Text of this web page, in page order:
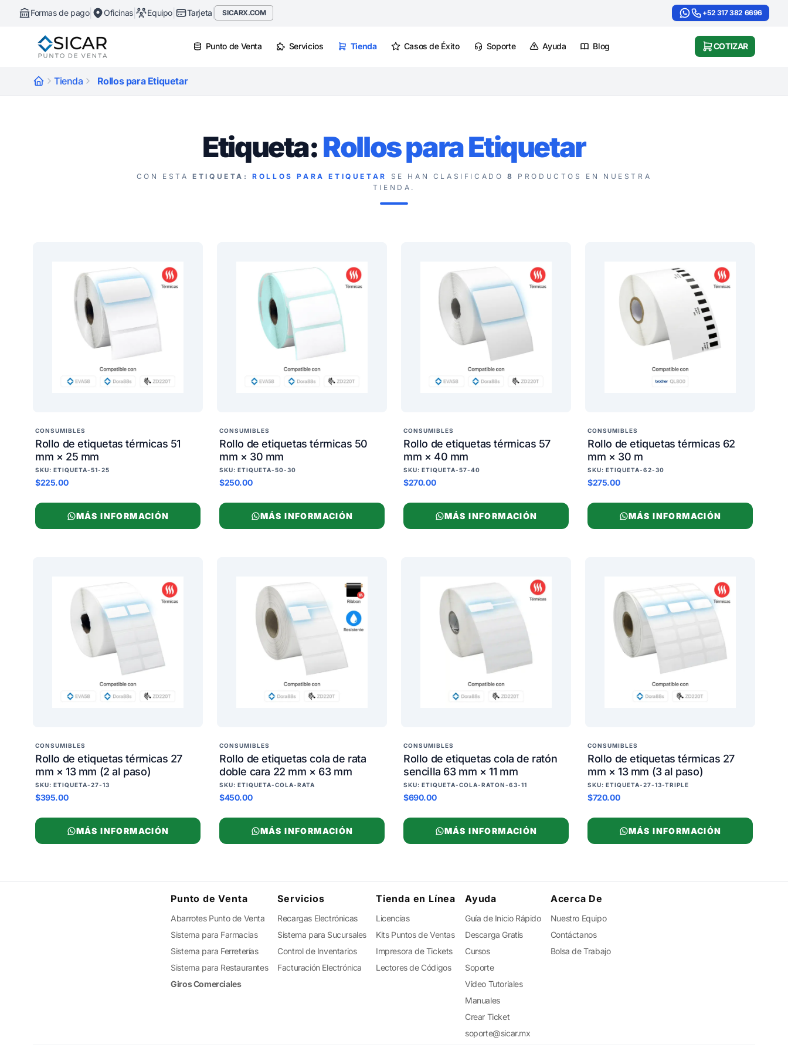
Formas de pago| Oficinas| Equipo Tarjeta SICARX.COM +52 317 382 6696
Punto de Venta Servicios Tienda Casos de Éxito Soporte Ayuda Blog COTIZAR
Tienda Rollos para Etiquetar
Etiqueta:Rollos para Etiquetar
CON ESTAETIQUETA: ROLLOS PARA ETIQUETAR SE HAN CLASIFICADO 8
PRODUCTOS EN NUESTRA
TIENDA.
CONSUMIBLES
Rollo de etiquetas térmicas 51
mm × 25 mm
SKU: ETIQUETA-51-25
$225.00
MÁS INFORMACIÓN
CONSUMIBLES
Rollo de etiquetas térmicas 50
mm × 30 mm
SKU: ETIQUETA-50-30
$250.00
MÁS INFORMACIÓN
CONSUMIBLES
Rollo de etiquetas térmicas 57
mm × 40 mm
SKU: ETIQUETA-57-40
$270.00
MÁS INFORMACIÓN
CONSUMIBLES
Rollo de etiquetas térmicas 62
mm × 30 m
SKU: ETIQUETA-62-30
$275.00
MÁS INFORMACIÓN
CONSUMIBLES
Rollo de etiquetas térmicas 27
mm × 13 mm (2 al paso)
SKU: ETIQUETA-27-13
$395.00
MÁS INFORMACIÓN
CONSUMIBLES
Rollo de etiquetas cola de rata
doble cara 22 mm × 63 mm
SKU: ETIQUETA-COLA-RATA
$450.00
MÁS INFORMACIÓN
CONSUMIBLES
Rollo de etiquetas cola de ratón
sencilla 63 mm × 11 mm
SKU: ETIQUETA-COLA-RATON-63-11
$690.00
MÁS INFORMACIÓN
CONSUMIBLES
Rollo de etiquetas térmicas 27
mm × 13 mm (3 al paso)
SKU: ETIQUETA-27-13-TRIPLE
$720.00
MÁS INFORMACIÓN
Punto de Venta
Abarrotes Punto de Venta
Sistema para Farmacias
Sistema para Ferreterías
Sistema para Restaurantes
Giros Comerciales
Servicios
Recargas Electrónicas
Sistema para Sucursales
Control de Inventarios
Facturación Electrónica
Tienda en Línea
Licencias
Kits Puntos de Ventas
Impresora de Tickets
Lectores de Códigos
Ayuda
Guía de Inicio Rápido
Descarga Gratis
Cursos
Soporte
Video Tutoriales
Manuales
Crear Ticket
soporte@sicar.mx
Acerca De
Nuestro Equipo
Contáctanos
Bolsa de Trabajo